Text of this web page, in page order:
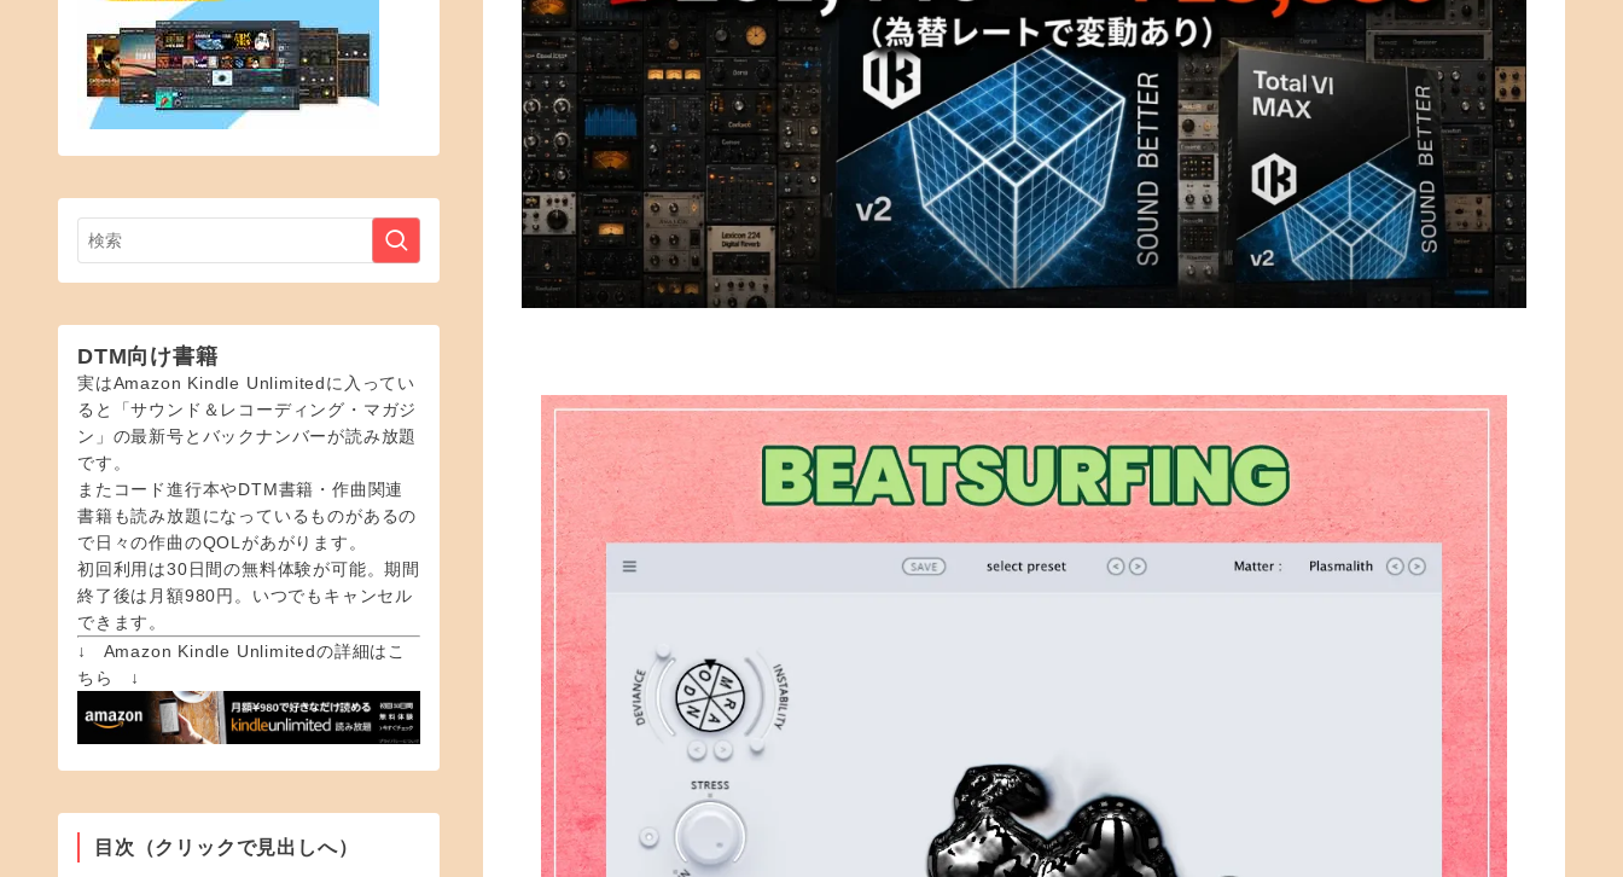
DTM向け書籍
実はAmazon Kindle Unlimitedに入ってい
ると「サウンド＆レコーディング・マガジ
ン」の最新号とバックナンバーが読み放題
です。
またコード進行本やDTM書籍・作曲関連
書籍も読み放題になっているものがあるの
で日々の作曲のQOLがあがります。
初回利用は30日間の無料体験が可能。期間
終了後は月額980円。いつでもキャンセル
できます。
↓ Amazon Kindle Unlimitedの詳細はこ
ちら ↓
目次（クリックで見出しへ）